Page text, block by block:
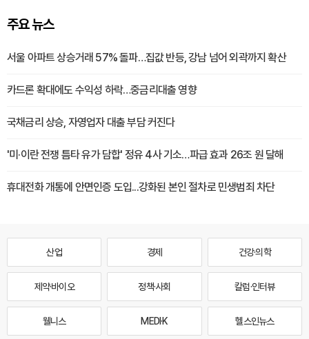
주요 뉴스
서울 아파트 상승거래 57% 돌파…집값 반등, 강남 넘어 외곽까지 확산
카드론 확대에도 수익성 하락…중금리대출 영향
국채금리 상승, 자영업자 대출 부담 커진다
'미·이란 전쟁 틈타 유가 담합' 정유 4사 기소…파급 효과 26조 원 달해
휴대전화 개통에 안면인증 도입...강화된 본인 절차로 민생범죄 차단
산업 경제 건강·의학
제약·바이오 정책·사회 칼럼·인터뷰
웰니스 MEDI·K 헬스인뉴스